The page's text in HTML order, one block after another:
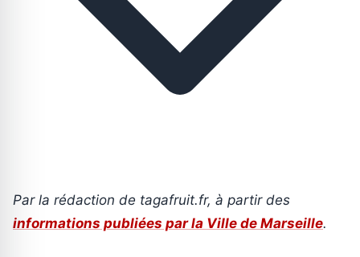
Par la rédaction de tagafruit.fr, à partir des
informations publiées par la Ville de Marseille.